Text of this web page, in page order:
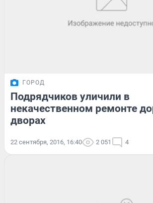
ГОРОД
Подрядчиков уличили в
некачественном ремонте
дворах
22 сентября, 2016, 16:40 2 051 4